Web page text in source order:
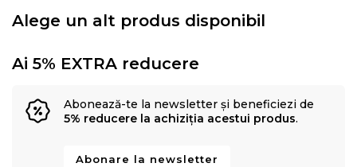
Alege un alt produs disponibil
Ai 5% EXTRA reducere
Abonează-te la newsletter și beneficiezi de
5% reducere la achiziția acestui produs.
Abonare la newsletter